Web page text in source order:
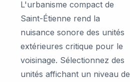
L'urbanisme compact de
Saint-Étienne rend la
nuisance sonore des unités
extérieures critique pour le
voisinage. Sélectionnez des
unités affichant un niveau de